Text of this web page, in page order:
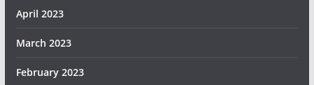
April 2023
March 2023
February 2023